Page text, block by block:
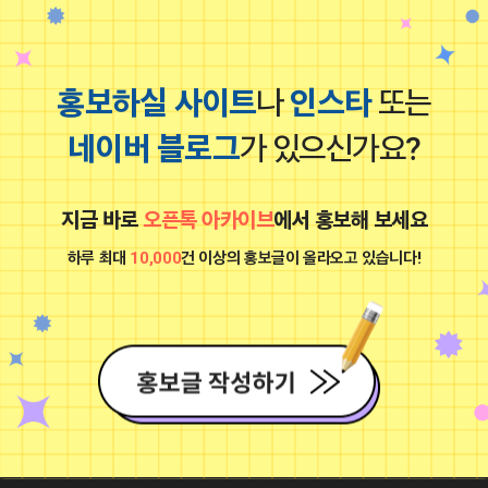
홍보하실 사이트나인스타또는
네이버 블로그가 있으신가요?
지금 바로오픈톡 아카이브에서 홍보해 보세요
하루 최대 10,000건 이상의 홍보글이 올라오고 있습니다!
▤쿠팡파트너스 외 4개 파트너스 활동
2024-12-12 17:02:50
리 벨트클립 _ 줄락
jullock/products/9086955911
08:21 댓글: 0개
광고